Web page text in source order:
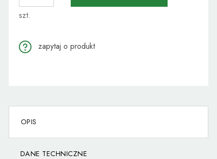
szt.
zapytaj o produkt
OPIS
DANE TECHNICZNE